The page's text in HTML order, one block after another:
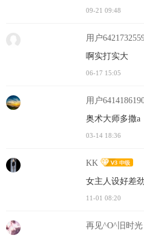
09-21 09:48
用户
啊实打实大
06-17 15:05
用户
奥术大师多撒a
03-14 18:36
KK
女主人设好差
11-01 08:20
再见^O^旧时光